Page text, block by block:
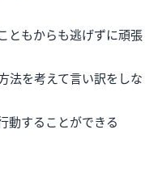
ともからも逃げずに頑張
法を考えて言い訳をしな
動することができる